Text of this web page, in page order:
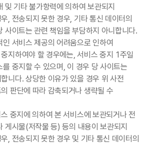
및 기타 불가항력에 의하여 보관되지
, 전송되지 못한 경우, 기타 통신 데이터의
사이트는 관련 책임을 부담하지 아니합니다.
서비스 제공의 어려움으로 인하여
지하여야 할 경우에는, 서비스 중지 1주일
를 중지할 수 있으며, 이 경우 당 사이트는
니다. 상당한 이유가 있을 경우 위 사전
판단에 따라 감축되거나 생략될 수
중지에 의하여 본 서비스에 보관되거나 전
게시물(저작물 등) 등의 내용이 보관되지
, 전송되지 못한 경우 및 기타 통신 데이터의